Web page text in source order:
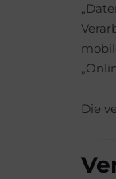
Die